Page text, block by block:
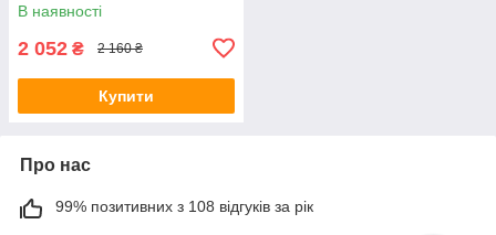
В наявності
2 052 ₴ 2 160 ₴
Купити
Про нас
99% позитивних з 108 відгуків за рік